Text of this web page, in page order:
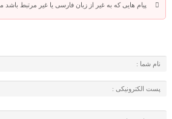
پیام هایی که به غیر از زبان فارسی یا غیر مرتبط باشد